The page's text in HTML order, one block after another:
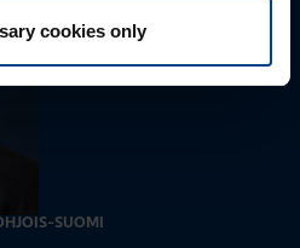
cookies only
SUOMI